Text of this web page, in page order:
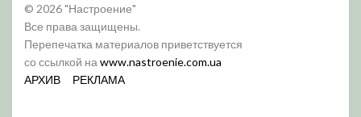
© 2026 "Настроение"
Все права защищены.
Перепечатка материалов приветствуется
со ссылкой на www.nastroenie.com.ua
АРХИВ
РЕКЛАМА